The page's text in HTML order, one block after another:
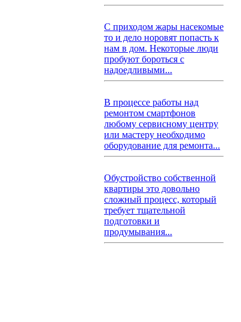
С приходом жары насекомые
то и дело норовят попасть к
нам в дом. Некоторые люди
пробуют бороться с
надоедливыми...
В процессе работы над
ремонтом смартфонов
любому сервисному центру
или мастеру необходимо
оборудование для ремонта...
Обустройство собственной
квартиры это довольно
сложный процесс, который
требует тщательной
подготовки и
продумывания...